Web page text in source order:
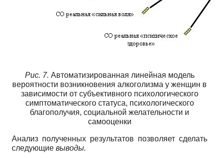
Рис. 7. Автоматизированная линейная модель
вероятности возникновения алкоголизма у женщин в
зависимости от субъективного психологического
симптоматического статуса, психологического
благополучия, социальной желательности и
самооценки
Анализ полученных результатов позволяет сделать
следующие выводы.